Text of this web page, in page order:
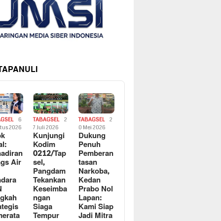
6
2026
Air
TABAGSEL
2
7 Juli 2026
Kunjungi
Kodim
0212/Tap
sel,
Pangdam
Tekankan
Keseimba
ngan
Siaga
Tempur
TABAGSEL
2
0 Mei 2026
Dukung
Penuh
Pemberan
tasan
Narkoba,
Kedan
Prabo Nol
Lapan:
Kami Siap
Jadi Mitra